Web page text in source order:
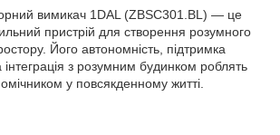
вимикач 1DAL (ZBSC301.BL) — це
пристрій для створення розумного
Його автономність, підтримка
інтеграція з розумним будинком роблять
у повсякденному житті.